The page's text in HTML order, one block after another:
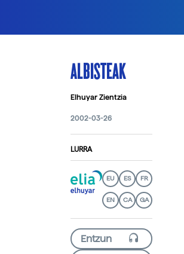
ALBISTEAK
Elhuyar Zientzia
2002-03-26
LURRA
EU ES FR
EN CA GA